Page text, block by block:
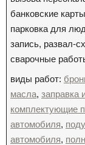
банковские
парковка для
запись, развал-
сварочные
виды работ:
масла, заправка
комплектующие
автомобиля,
автомобиля,